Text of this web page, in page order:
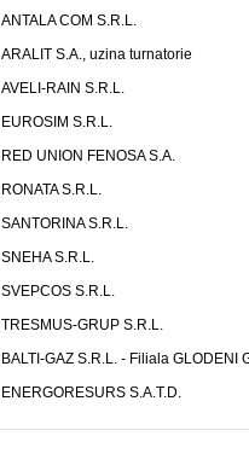
ANTALA COM S.R.L.
ARALIT S.A., uzina turnatorie
AVELI-RAIN S.R.L.
EUROSIM S.R.L.
RED UNION FENOSA S.A.
RONATA S.R.L.
SANTORINA S.R.L.
SNEHA S.R.L.
SVEPCOS S.R.L.
TRESMUS-GRUP S.R.L.
BALTI-GAZ S.R.L. - Filiala GLODENI
ENERGORESURS S.A.T.D.